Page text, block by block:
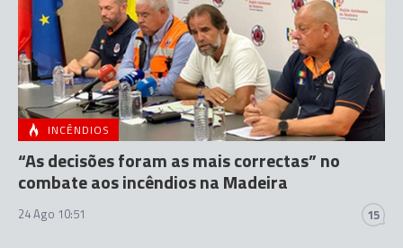
INCÊNDIOS
“As decisões foram as mais correctas” no
combate aos incêndios na Madeira
24 Ago 10:51 15